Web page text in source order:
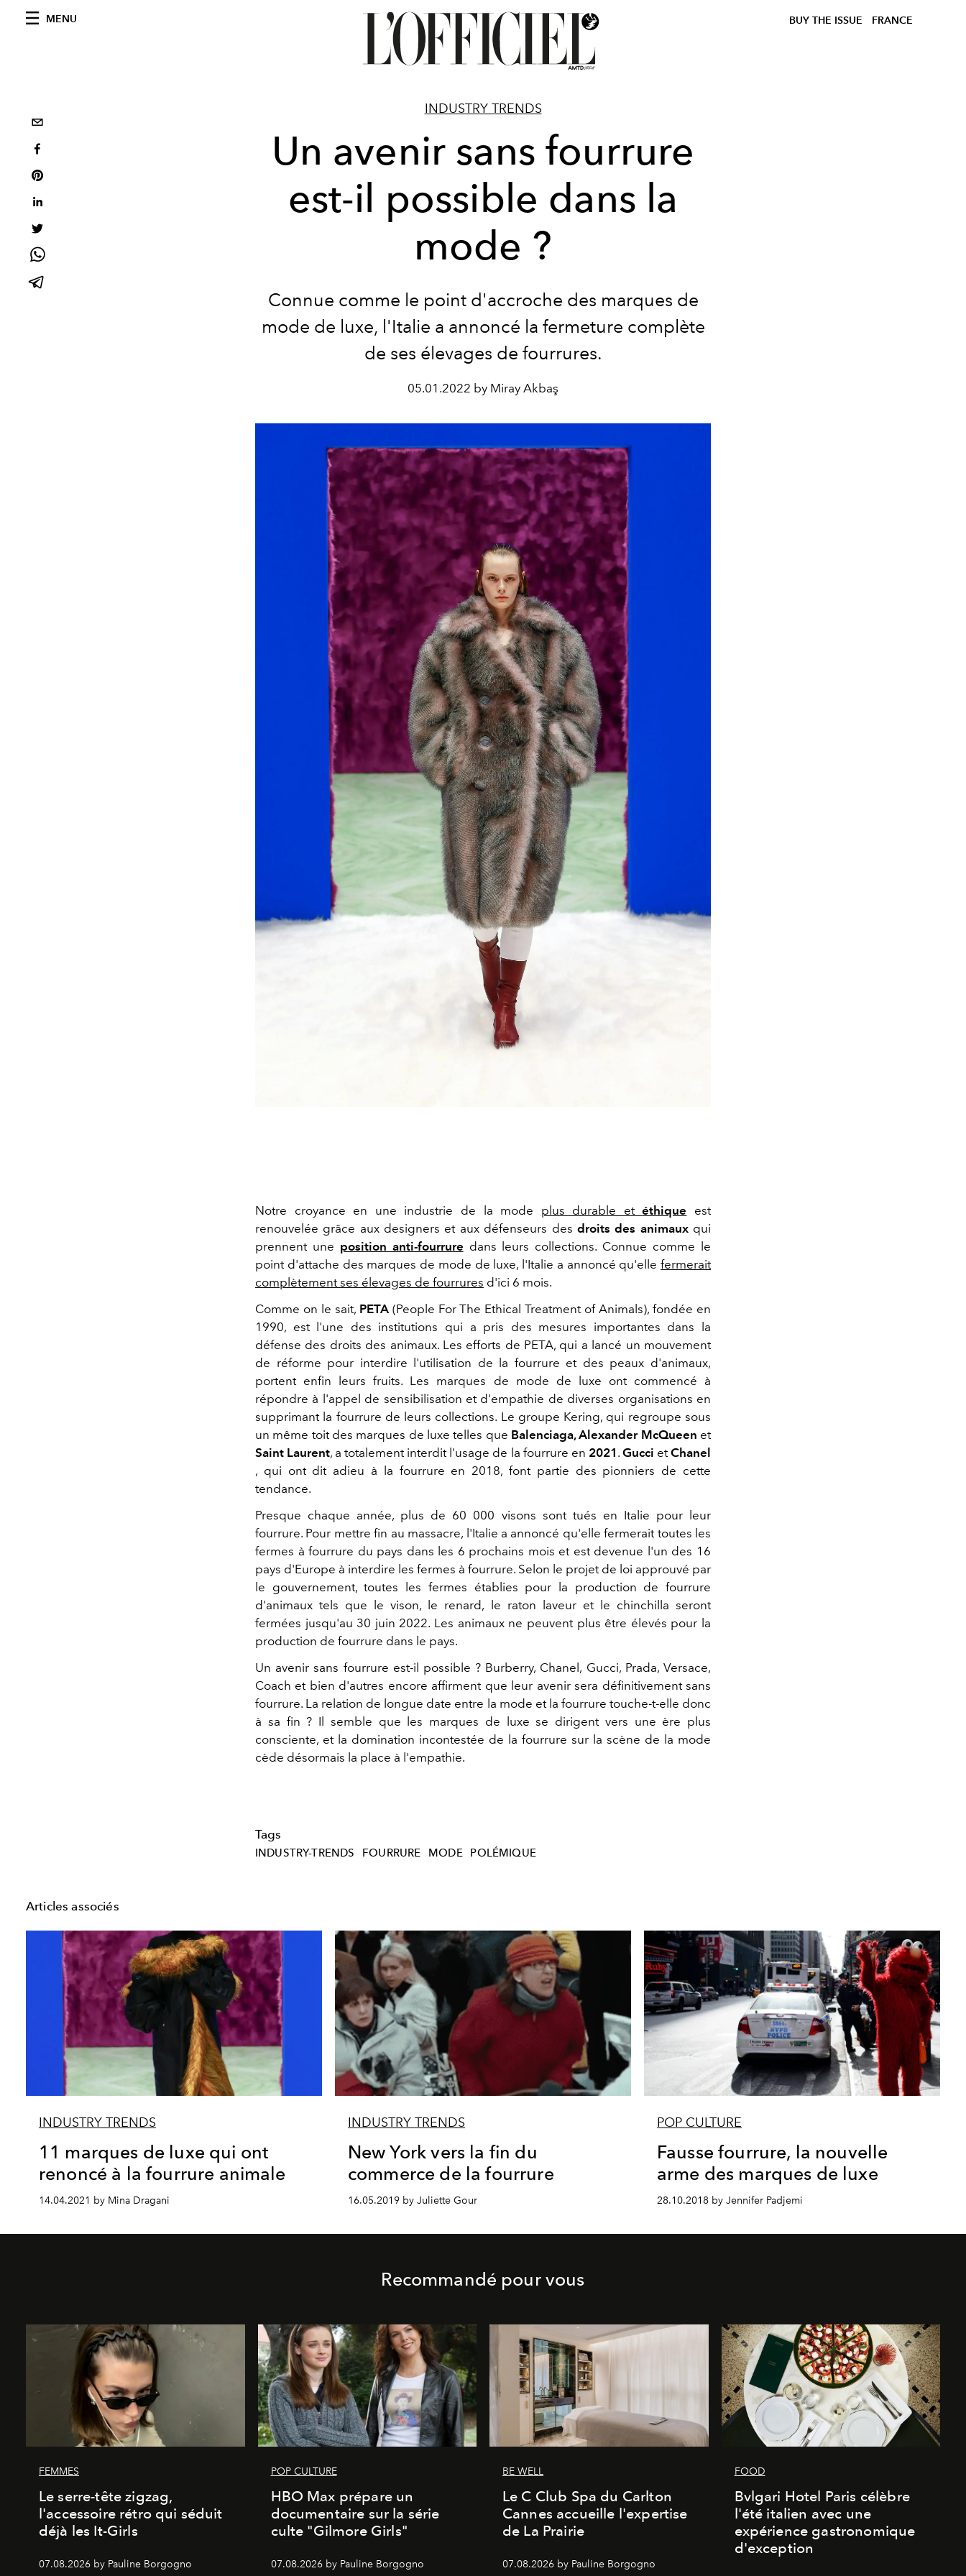
MENU BUY THE ISSUE FRANCE
INDUSTRY TRENDS
Un avenir sans fourrure
est-il possible dans la
mode ?
Connue comme le point d'accroche des marques de
mode de luxe, l'Italie a annoncé la fermeture complète
de ses élevages de fourrures.
05.01.2022 by Miray Akbaş
Notre croyance en une industrie de la mode plus durable etéthique est
renouvelée grâce aux designers et aux défenseurs des droits des animauxqui
prennent une position anti-fourrure dans leurs collections. Connue comme le
point d'attache des marques de mode de luxe, l'Italie a annoncé qu'elle fermerait
complètement ses élevages de fourrures d'ici 6 mois.
Comme on le sait, PETA(People For The Ethical Treatment of Animals), fondée en
1990, est l'une des institutions qui a pris des mesures importantes dans la
défense des droits des animaux. Les efforts de PETA, qui a lancé un mouvement
de réforme pour interdire l'utilisation de la fourrure et des peaux d'animaux,
portent enfin leurs fruits. Les marques de mode de luxe ont commencé à
répondre à l'appel de sensibilisation et d'empathie de diverses organisations en
supprimant la fourrure de leurs collections. Le groupe Kering, qui regroupe sous
un même toit des marques de luxe telles que Balenciaga, Alexander McQueen et
Saint Laurent, a totalement interdit l'usage de la fourrure en 2021 . Gucci etChanel
, qui ont dit adieu à la fourrure en 2018, font partie des pionniers de cette
tendance.
Presque chaque année, plus de 60 000 visons sont tués en Italie pour leur
fourrure. Pour mettre fin au massacre, l'Italie a annoncé qu'elle fermerait toutes les
fermes à fourrure du pays dans les 6 prochains mois et est devenue l'un des 16
pays d'Europe à interdire les fermes à fourrure. Selon le projet de loi approuvé par
le gouvernement, toutes les fermes établies pour la production de fourrure
d'animaux tels que le vison, le renard, le raton laveur et le chinchilla seront
fermées jusqu'au 30 juin 2022. Les animaux ne peuvent plus être élevés pour la
production de fourrure dans le pays.
Un avenir sans fourrure est-il possible ? Burberry, Chanel, Gucci, Prada, Versace,
Coach et bien d'autres encore affirment que leur avenir sera définitivement sans
fourrure. La relation de longue date entre la mode et la fourrure touche-t-elle donc
à sa fin ? Il semble que les marques de luxe se dirigent vers une ère plus
consciente, et la domination incontestée de la fourrure sur la scène de la mode
cède désormais la place à l'empathie.
Tags
INDUSTRY-TRENDS FOURRURE MODE POLÉMIQUE
Articles associés
INDUSTRY TRENDS
11 marques de luxe qui ont
renoncé à la fourrure animale
14.04.2021 by Mina Dragani
INDUSTRY TRENDS
New York vers la fin du
commerce de la fourrure
16.05.2019 by Juliette Gour
POP CULTURE
Fausse fourrure, la nouvelle
arme des marques de luxe
28.10.2018 by Jennifer Padjemi
Recommandé pour vous
FEMMES
Le serre-tête zigzag,
l'accessoire rétro qui séduit
déjà les It-Girls
07.08.2026 by Pauline Borgogno
POP CULTURE
HBO Max prépare un
documentaire sur la série
culte "Gilmore Girls"
07.08.2026 by Pauline Borgogno
BE WELL
Le C Club Spa du Carlton
Cannes accueille l'expertise
de La Prairie
07.08.2026 by Pauline Borgogno
FOOD
Bvlgari Hotel Paris célèbre
l'été italien avec une
expérience gastronomique
d'exception